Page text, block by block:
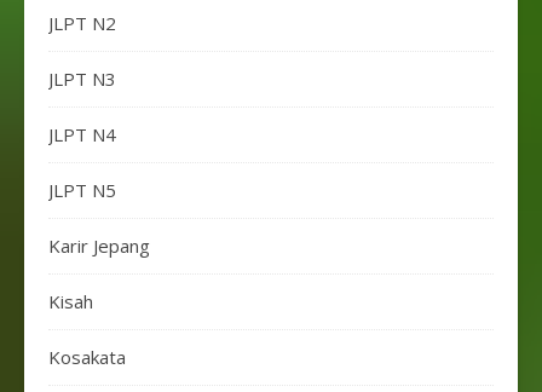
JLPT N2
JLPT N3
JLPT N4
JLPT N5
Karir Jepang
Kisah
Kosakata